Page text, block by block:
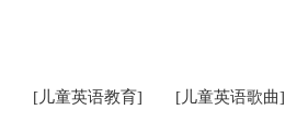
[儿童英语教育] [儿童英语歌曲]